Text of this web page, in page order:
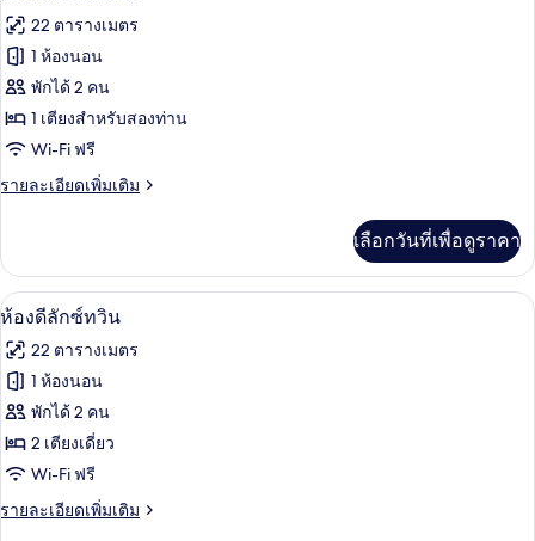
ดับเบิล
ภาพถ่าย
ทั้งหมด
ของ
ห้อง
ดี
ลัก
ดับเบิล
22 ตารางเมตร
1 ห้องนอน
พักได้ 2 คน
1 เตียงสำหรับสองท่าน
Wi-Fi ฟรี
รายละเอียดเพิ่มเติม
ราย
เกี่ยว
กับ
ห้อง
ลัก
ซ์
ดับเบิล
เลือกวันที่เพื่อดูราคา
เปิด
ภาพถ่าย
ทั้งหมด
ของ
ห้อง
ดี
ลัก
4
ห้องดีลักซ์ทวิน
22 ตารางเมตร
1 ห้องนอน
พักได้ 2 คน
2 เตียงเดี่ยว
Wi-Fi ฟรี
รายละเอียดเพิ่มเติม
ราย